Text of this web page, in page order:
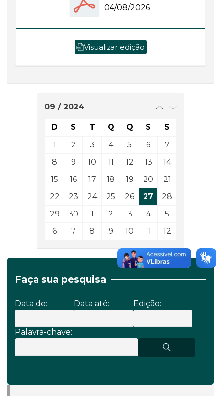
04/08/2026
Visualizar edição
09 / 2024
D S T Q Q S
S
1
2 3 4 5 6
7
8
9 10 11 12 13
14
15
16 17 18 19 20
21
22
23 24 25 26 27
28
29
30 1 2 3 4
5
6
7 8 9 10 11 12
Faça sua pesquisa
Data de: Data até: Edição:
Palavra-chave: